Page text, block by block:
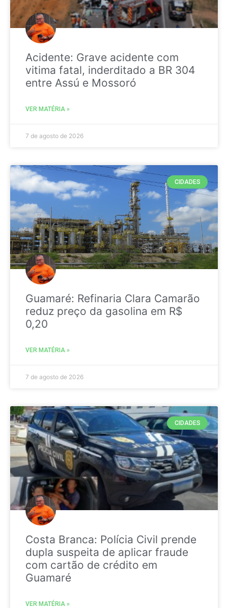
Acidente: Grave acidente com
vitima fatal, inderditado a BR 304
entre Assú e Mossoró
VER MATÉRIA »
7 de agosto de 2026
CIDADES
Guamaré: Refinaria Clara Camarão
reduz preço da gasolina em R$
0,20
VER MATÉRIA »
7 de agosto de 2026
CIDADES
Costa Branca: Polícia Civil prende
dupla suspeita de aplicar fraude
com cartão de crédito em
Guamaré
VER MATÉRIA »